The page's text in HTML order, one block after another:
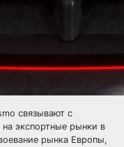
связывают с
экспортные рынки в
рынка Европы,